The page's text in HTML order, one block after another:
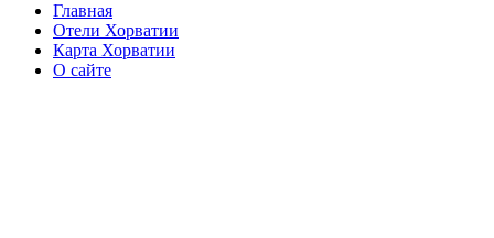
Главная
Отели Хорватии
Карта Хорватии
О сайте